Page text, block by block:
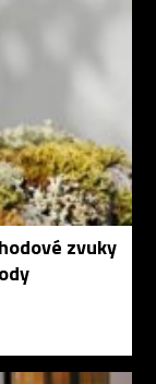
zvuky